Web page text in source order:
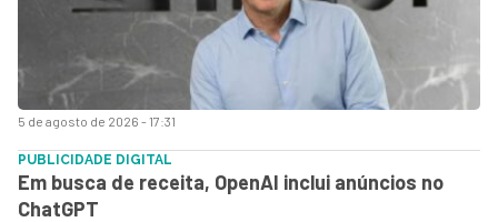
5 de agosto de 2026 - 17:31
PUBLICIDADE DIGITAL
Em busca de receita, OpenAI inclui anúncios no
ChatGPT